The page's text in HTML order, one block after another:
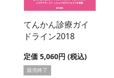
てんかん診療ガイ
ドライン2018
定価 5,060円 (税込)
販売終了